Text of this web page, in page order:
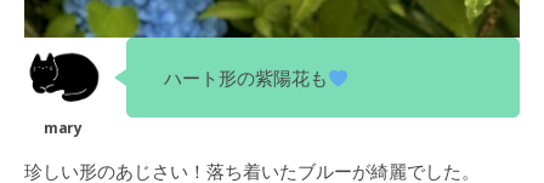
ハート形の紫陽花も
珍しい形のあじさい！落ち着いたブルーが綺麗でした。